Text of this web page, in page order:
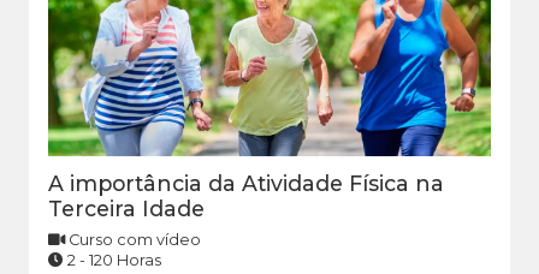
A importância da Atividade Física na
Terceira Idade
Curso com vídeo
2 - 120 Horas